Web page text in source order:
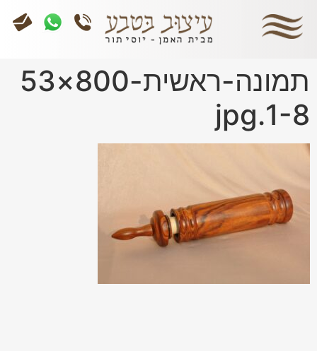
תמונה-ראשית-800×53
1-8.jpg